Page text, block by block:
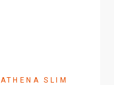
ATHENA SLIM